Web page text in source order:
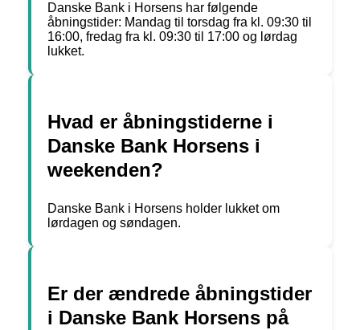
Danske Bank i Horsens har følgende
åbningstider: Mandag til torsdag fra kl. 09:30 til
16:00, fredag fra kl. 09:30 til 17:00 og lørdag
lukket.
Hvad er åbningstiderne i
Danske Bank Horsens i
weekenden?
Danske Bank i Horsens holder lukket om
lørdagen og søndagen.
Er der ændrede åbningstider
i Danske Bank Horsens på